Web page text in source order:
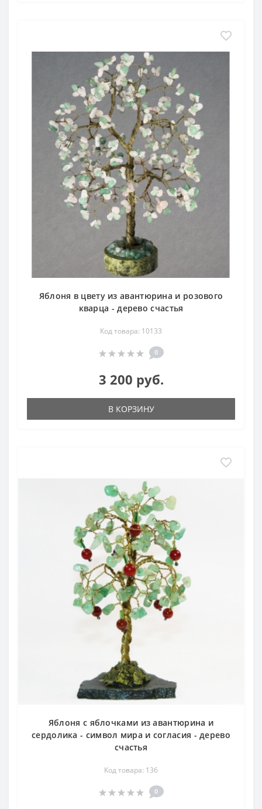
Яблоня в цвету из авантюрина и розового
кварца - дерево счастья
Код товара: 10133
0
3 200 руб.
В КОРЗИНУ
Яблоня с яблочками из авантюрина и
сердолика - символ мира и согласия - дерево
счастья
Код товара: 136
0